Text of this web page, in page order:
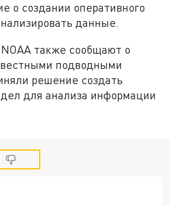
о создании оперативного
данные.
также сообщают о
подводными
решение создать
для анализа информации